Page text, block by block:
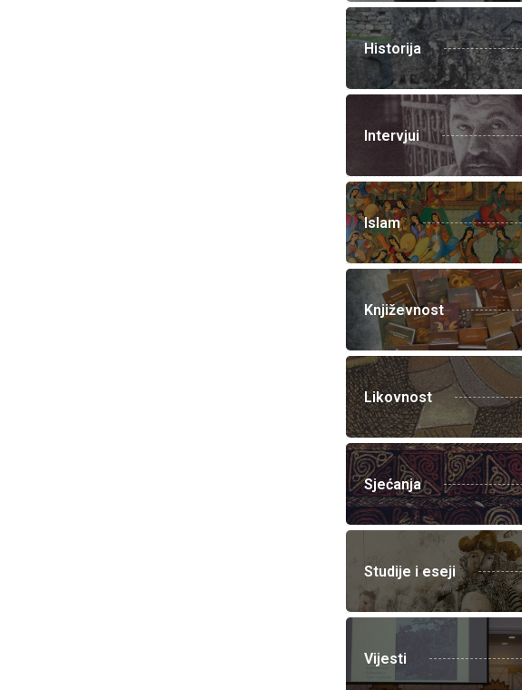
Historija
Intervjui
Islam
Književnost
Likovnost
Sjećanja
Studije i eseji
Vijesti